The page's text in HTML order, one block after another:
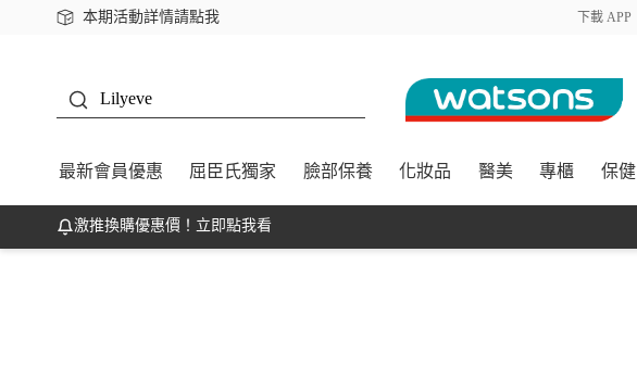
本期活動詳情請點我
下載app最高回饋$350 下載 APP
Lilyeve
最新會員優惠 屈臣氏獨家 臉部保養 化妝品 醫美 專櫃 保健
激推換購優惠價！立即點我看